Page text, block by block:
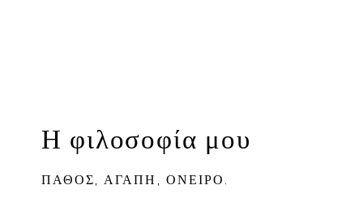
Η φιλοσοφία μου
ΠΑΘΟΣ, ΑΓΑΠΗ, ΟΝΕΙΡΟ.